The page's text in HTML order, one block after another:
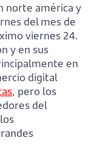
norte américa y
del mes de
viernes 24.
y en sus
en
digital
, pero los
del